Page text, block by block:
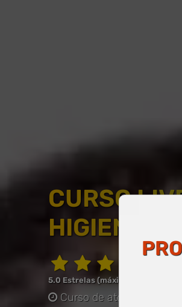
CURSO
5.0 Estrelas (máximo de 5.0)
Curso de até 60 horas